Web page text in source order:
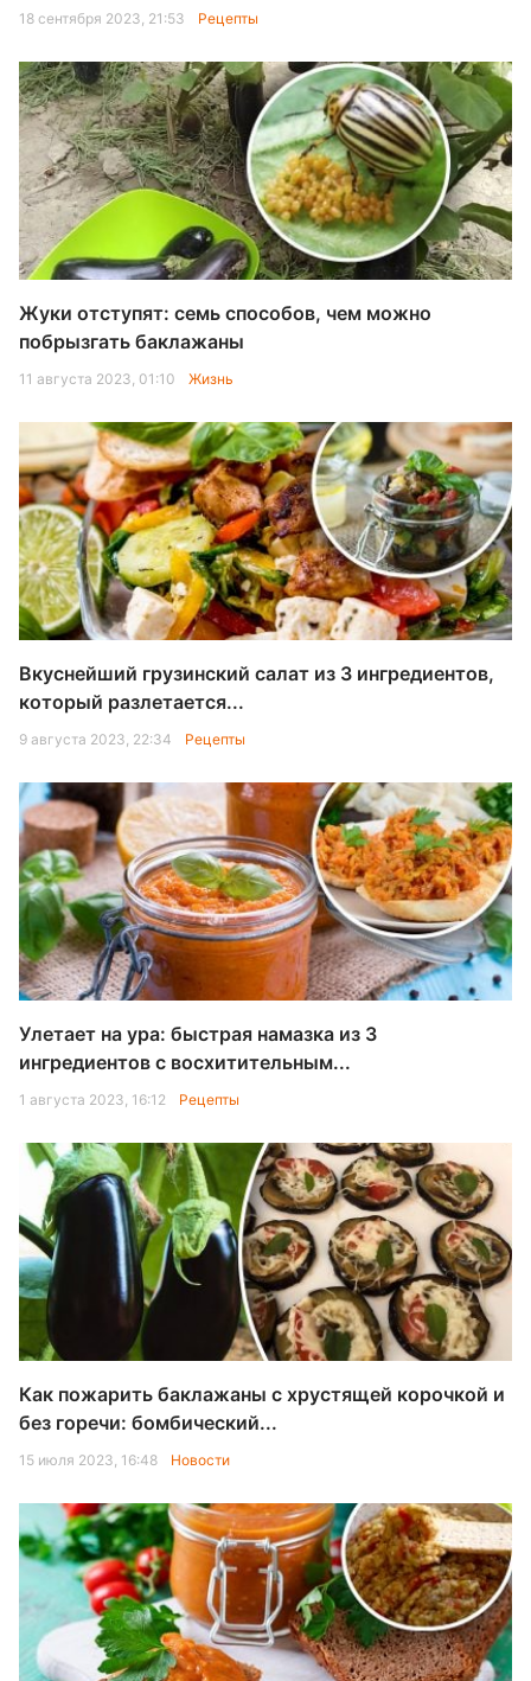
18 сентября 2023, 21:53 Рецепты
Жуки отступят: семь способов, чем можно
побрызгать баклажаны
11 августа 2023, 01:10 Жизнь
Вкуснейший грузинский салат из 3 ингредиентов,
который разлетается...
9 августа 2023, 22:34 Рецепты
Улетает на ура: быстрая намазка из 3
ингредиентов с восхитительным...
1 августа 2023, 16:12 Рецепты
Как пожарить баклажаны с хрустящей корочкой и
без горечи: бомбический...
15 июля 2023, 16:48 Новости